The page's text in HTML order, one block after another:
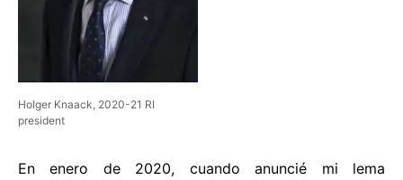
Holger Knaack, 2020-21 RI
president
En enero de 2020, cuando anuncié mi lema